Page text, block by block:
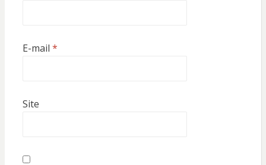
E-mail *
Site